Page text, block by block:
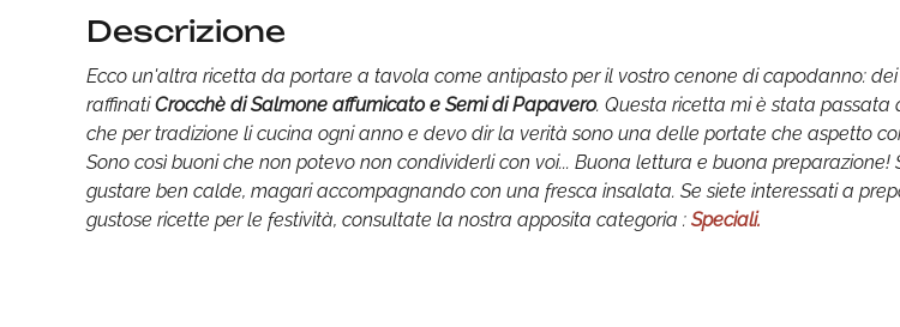
Descrizione
Ecco un'altra ricetta da portare a tavola come antipasto per il vostro cenone di capodanno:
raffinatiCrocchè di Salmone affumicato e Semi di Papavero. Questa ricetta mi è stata
che per tradizione li cucina ogni anno e devo dir la verità sono una delle portate che aspetto
Sono così buoni che non potevo non condividerli con voi... Buona lettura e buona preparazione!
gustare ben calde, magari accompagnando con una fresca insalata. Se siete interessati a
gustose ricette per le festività, consultate la nostra apposita categoria : Speciali.